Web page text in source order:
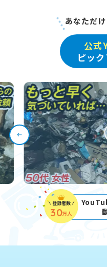
あなただ
公式
ピッ
登録者数
30万人